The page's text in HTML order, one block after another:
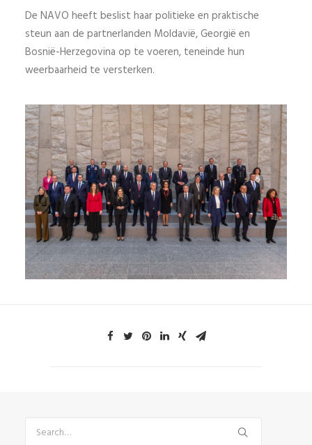
De NAVO heeft beslist haar politieke en praktische
steun aan de partnerlanden Moldavië, Georgië en
Bosnië-Herzegovina op te voeren, teneinde hun
weerbaarheid te versterken.